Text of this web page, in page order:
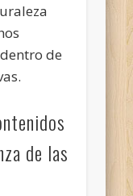
de
de las